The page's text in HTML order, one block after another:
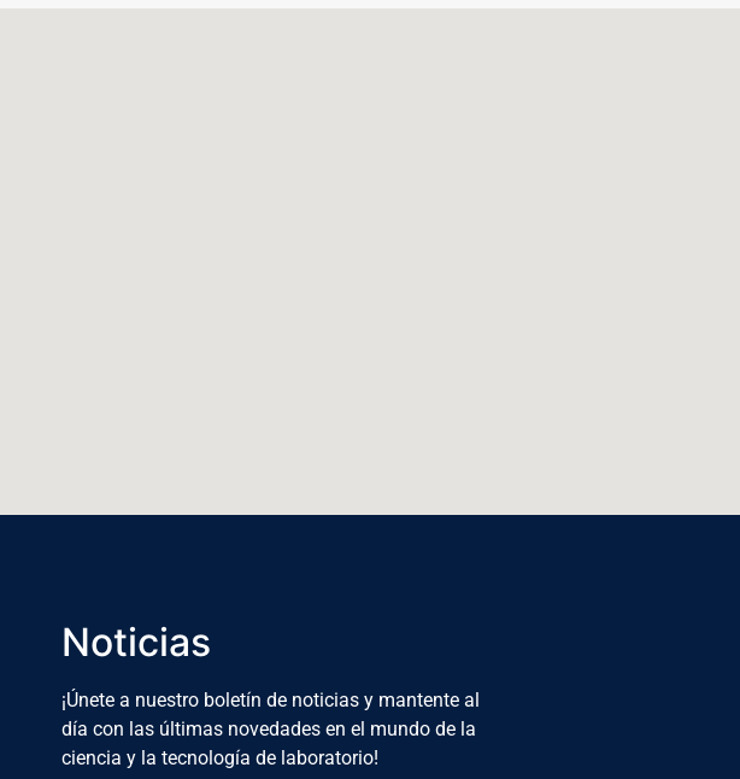
Noticias
¡Únete a nuestro boletín de noticias y mantente al
día con las últimas novedades en el mundo de la
ciencia y la tecnología de laboratorio!